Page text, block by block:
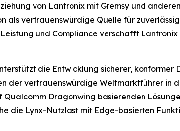
von Lantronix mit Gremsy und
als vertrauenswürdige Quelle für
und Compliance verschafft
die Entwicklung sicherer, konformer
der vertrauenswürdige Weltmarktführer in
Dragonwing basierenden
die Lynx-Nutzlast mit Edge-basierten